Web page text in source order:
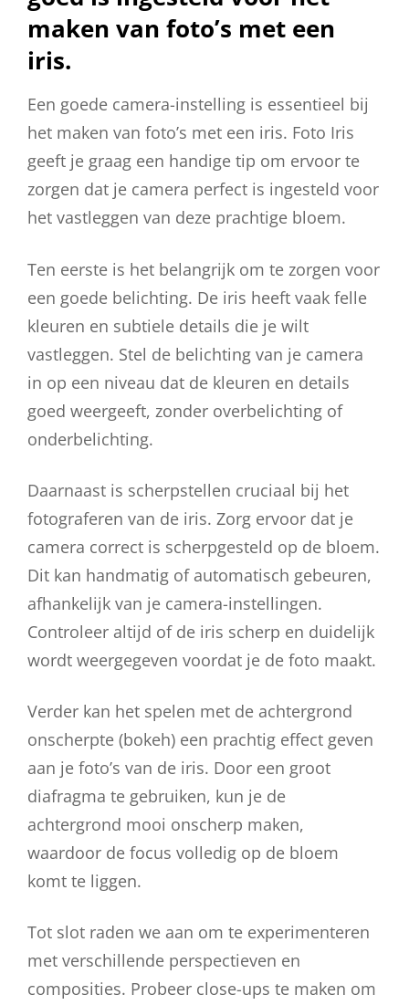
maken van foto’s met een
iris.
Een goede camera-instelling is essentieel bij
het maken van foto’s met een iris. Foto Iris
geeft je graag een handige tip om ervoor te
zorgen dat je camera perfect is ingesteld voor
het vastleggen van deze prachtige bloem.
Ten eerste is het belangrijk om te zorgen voor
een goede belichting. De iris heeft vaak felle
kleuren en subtiele details die je wilt
vastleggen. Stel de belichting van je camera
in op een niveau dat de kleuren en details
goed weergeeft, zonder overbelichting of
onderbelichting.
Daarnaast is scherpstellen cruciaal bij het
fotograferen van de iris. Zorg ervoor dat je
camera correct is scherpgesteld op de bloem.
Dit kan handmatig of automatisch gebeuren,
afhankelijk van je camera-instellingen.
Controleer altijd of de iris scherp en duidelijk
wordt weergegeven voordat je de foto maakt.
Verder kan het spelen met de achtergrond
onscherpte (bokeh) een prachtig effect geven
aan je foto’s van de iris. Door een groot
diafragma te gebruiken, kun je de
achtergrond mooi onscherp maken,
waardoor de focus volledig op de bloem
komt te liggen.
Tot slot raden we aan om te experimenteren
met verschillende perspectieven en
composities. Probeer close-ups te maken om